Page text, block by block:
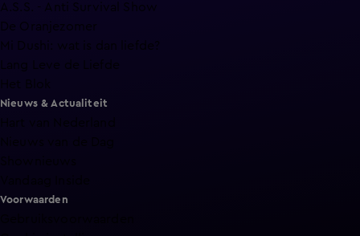
A.S.S. - Anti Survival Show
De Oranjezomer
Mi Dushi: wat is dan liefde?
Lang Leve de Liefde
Het Blok
Nieuws & Actualiteit
Voorwaarden